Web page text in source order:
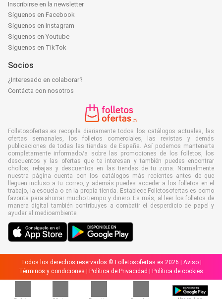
Inscribirse en la newsletter
Síguenos en Facebook
Síguenos en Instagram
Síguenos en Youtube
Síguenos en TikTok
Socios
¿Interesado en colaborar?
Contácta con nosotros
Folletosofertas.es recopila diariamente todos los catálogos actuales, las
ofertas semanales, los folletos comerciales, las revistas y demás
publicaciones de todas las tiendas de España. Así podemos mantenerte
completamente informado/a sobre las promociones de los folletos, los
descuentos y las ofertas que te interesan y también puedes encontrar
chollos, rebajas y descuentos en las tiendas de tu zona. Normalmente
nuestra página cuenta con los catálogos más recientes antes de que
lleguen incluso a tu correo, y además puedes acceder a los folletos en el
trabajo, la escuela o en la propia tienda. Establece Folletosofertas.es como
favorita para ahorrar mucho tiempo y dinero. Es más, al leer los folletos de
manera digital también contribuyes a combatir el desperdicio de papel y
ayudar al medioambiente.
Todos los derechos reservados © Folletosofertas.es 2026 | Aviso|
Términos y condiciones
Política de Privacidad Política de cookies